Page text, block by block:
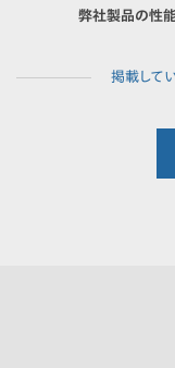
弊社製品の性能